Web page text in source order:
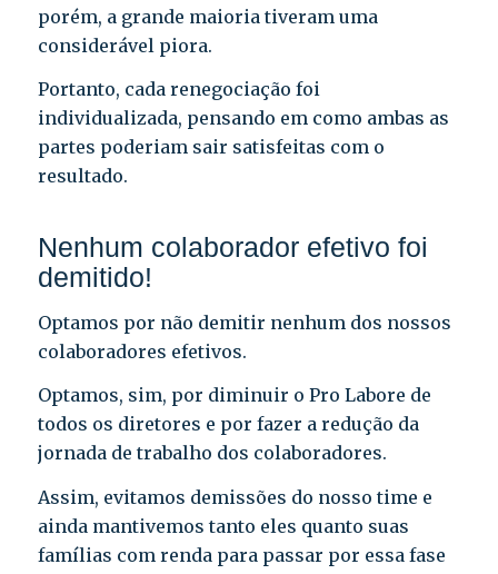
porém, a grande maioria tiveram uma
considerável piora.
Portanto, cada renegociação foi
individualizada, pensando em como ambas as
partes poderiam sair satisfeitas com o
resultado.
Nenhum colaborador efetivo foi
demitido!
Optamos por não demitir nenhum dos nossos
colaboradores efetivos.
Optamos, sim, por diminuir o Pro Labore de
todos os diretores e por fazer a redução da
jornada de trabalho dos colaboradores.
Assim, evitamos demissões do nosso time e
ainda mantivemos tanto eles quanto suas
famílias com renda para passar por essa fase